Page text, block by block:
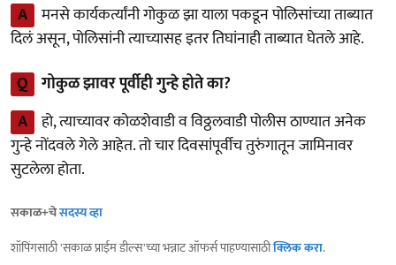
A मनसे कार्यकर्त्यांनी गोकुळ झा याला पकडून पोलिसांच्या ताब्यात
दिलं असून, पोलिसांनी त्याच्यासह इतर तिघांनाही ताब्यात घेतले आहे.
Q गोकुळ झावर पूर्वीही गुन्हे होते का?
A हो, त्याच्यावर कोळशेवाडी व विठ्ठलवाडी पोलीस ठाण्यात अनेक
गुन्हे नोंदवले गेले आहेत. तो चार दिवसांपूर्वीच तुरुंगातून जामिनावर
सुटलेला होता.
सकाळ+चेसदस्य व्हा
शॉपिंगसाठी 'सकाळ प्राईम डील्स'च्या भन्नाट ऑफर्स पाहण्यासाठीक्लिक करा.